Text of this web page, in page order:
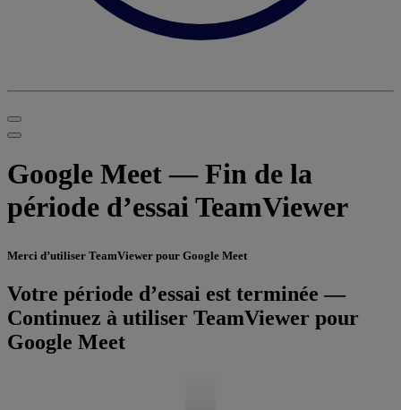
Google Meet — Fin de la
période d’essai TeamViewer
Merci d’utiliser TeamViewer pour Google Meet
Votre période d’essai est terminée —
Continuez à utiliser TeamViewer pour
Google Meet